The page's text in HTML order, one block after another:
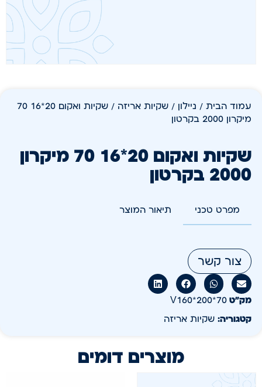
עמוד הבית / ניילון / שקיות אריזה
/ שקיות ואקום 20*16 70
מיקרון 2000 בקרטון
שקיות ואקום 20*16 70 מיקרון
2000 בקרטון
מפרט טכני תיאור המוצר
צור קשר
מק״ט V160*200*70
קטגוריה: שקיות אריזה
מוצרים דומים